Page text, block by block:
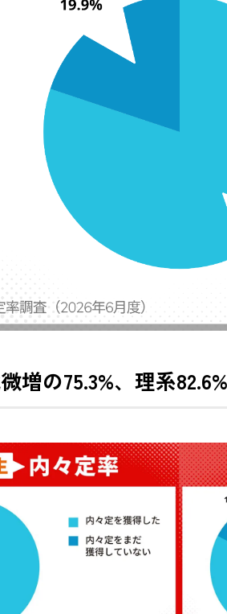
増の75.3%、理系